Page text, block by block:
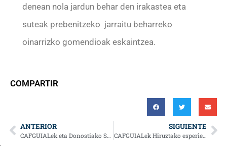
denean nola jardun behar den irakastea eta
suteak prebenitzeko jarraitu beharreko
oinarrizko gomendioak eskaintzea.
COMPARTIR
ANTERIOR
CAFGUIALek eta Donostiako Suhiltzaileek beren indarrak batzea erabaki dute etxebizitzetan eta komunitateetan suak prebenitzen laguntzera begira
SIGUIENTE
CAFGUIALek Hiruztako esperientzia gastronomiko batekin hasiko du ikasturtea